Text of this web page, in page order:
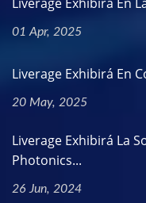
01 Apr, 2025
Liverage Exhibirá En
20 May, 2025
Liverage Exhibirá La
Photonics...
26 Jun, 2024